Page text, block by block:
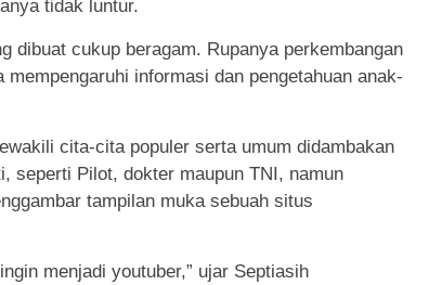
tidak luntur.
dibuat cukup beragam. Rupanya perkembangan
informasi dan pengetahuan anak-
cita-cita populer serta umum didambakan
seperti Pilot, dokter maupun TNI, namun
tampilan muka sebuah situs
menjadi youtuber,” ujar Septiasih